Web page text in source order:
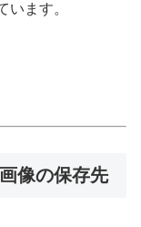
います。
像の保存先